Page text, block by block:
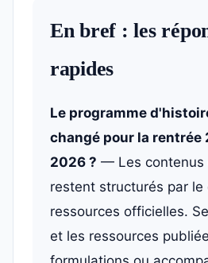
En bref : les
rapides
Le programme
changé pour la
2026 ? — Les contenus
restent structurés par le
ressources officielles.
et les ressources